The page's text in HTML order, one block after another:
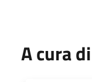
A cura di